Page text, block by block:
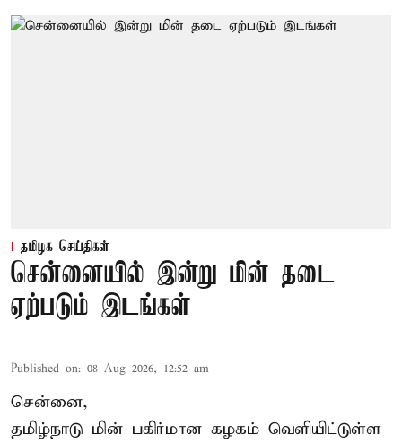
தமிழக செய்திகள்
சென்னையில் இன்று மின் தடை
ஏற்படும் இடங்கள்
Published on: 08 Aug 2026, 12:52 am
சென்னை,
தமிழ்நாடு மின் பகிர்மான கழகம் வெளியிட்டுள்ள